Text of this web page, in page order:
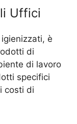
Uffici
è
di
di lavoro
specifici
costi di